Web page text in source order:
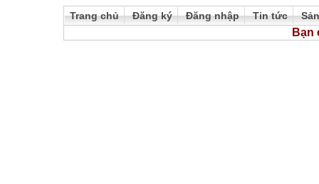
Trang chủ Đăng ký Đăng nhập Tin tức
Bạn